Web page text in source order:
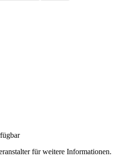
für weitere Informationen.